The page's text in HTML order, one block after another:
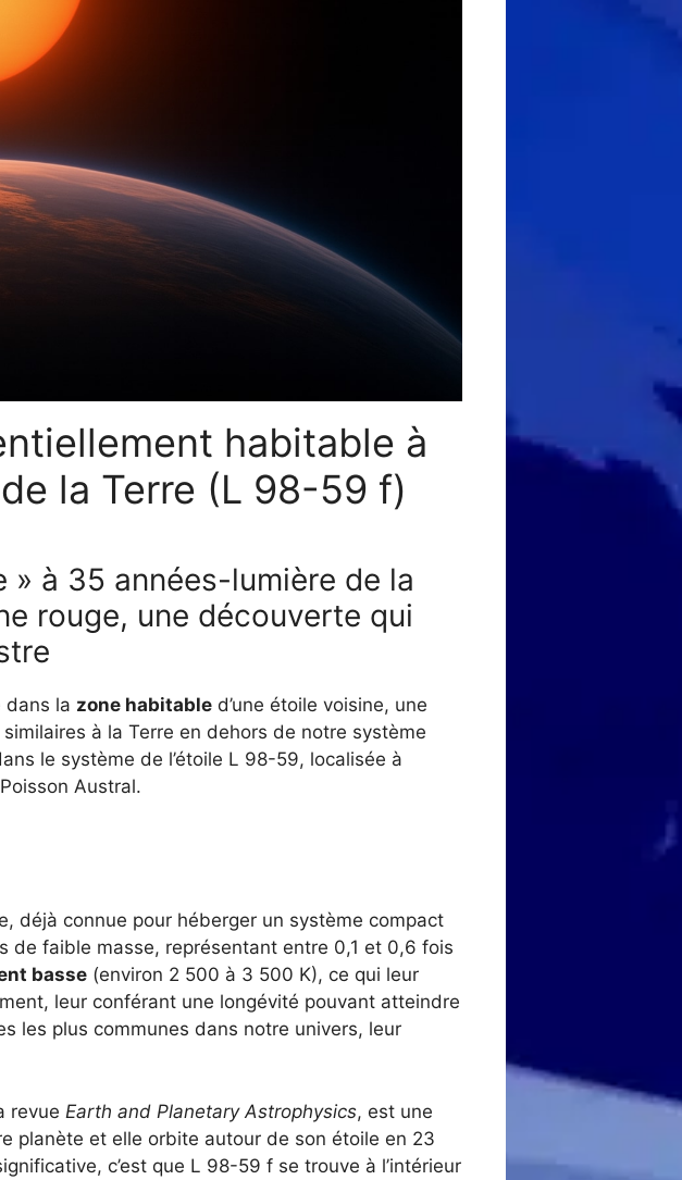
habitable à
la Terre (L 98-59 f)
à 35 années-lumière de la
rouge, une découverte qui
dans la zone habitable d’une étoile voisine, une
à la Terre en dehors de notre système
le système de l’étoile L 98-59, localisée à
Austral.
déjà connue pour héberger un système compact
de faible masse, représentant entre 0,1 et 0,6 fois
basse (environ 2 500 à 3 500 K), ce qui leur
leur conférant une longévité pouvant atteindre
les plus communes dans notre univers, leur
revue Earth and Planetary Astrophysics, est une
planète et elle orbite autour de son étoile en 23
c’est que L 98-59 f se trouve à l’intérieur